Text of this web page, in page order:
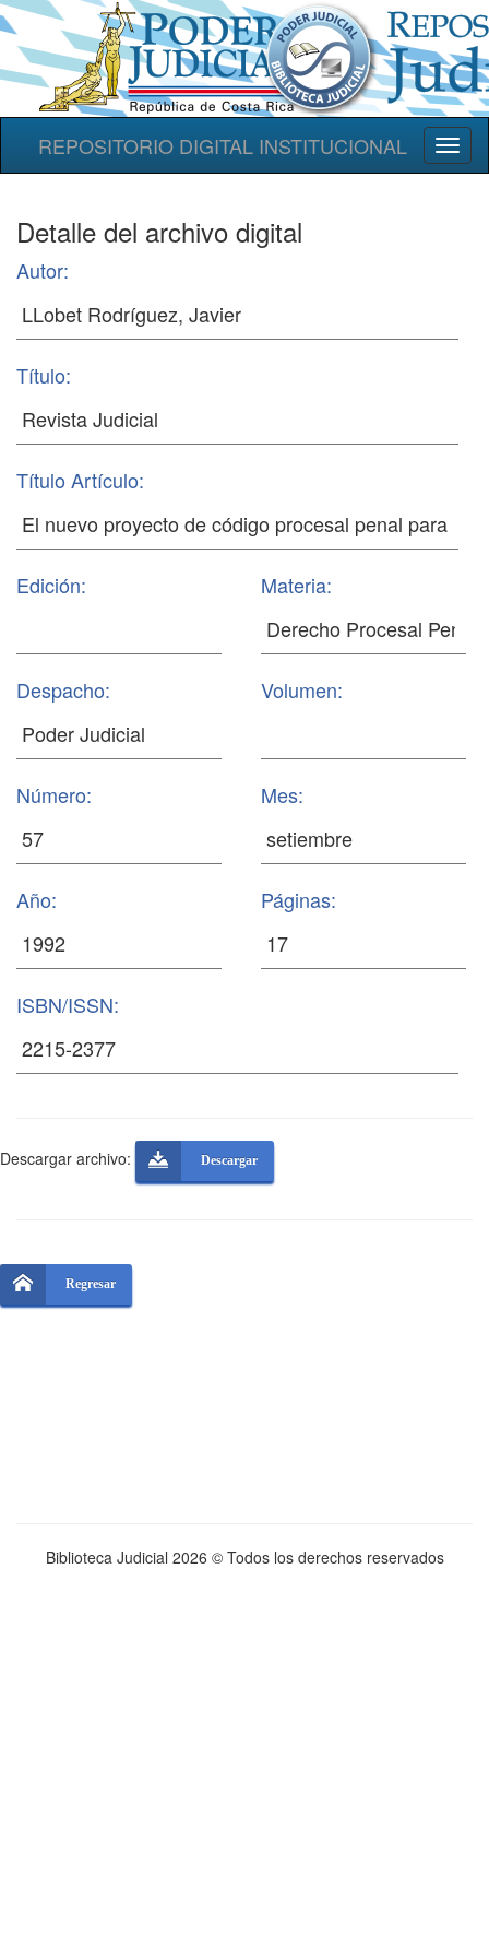
REPOSITORIO DIGITAL INSTITUCIONAL
Detalle del archivo digital
Autor:
Título:
Título Artículo:
Edición: Materia:
Despacho: Volumen:
Número: Mes:
Año: Páginas:
ISBN/ISSN:
Descargar archivo: Descargar
Regresar
Biblioteca Judicial 2026 © Todos los derechos reservados